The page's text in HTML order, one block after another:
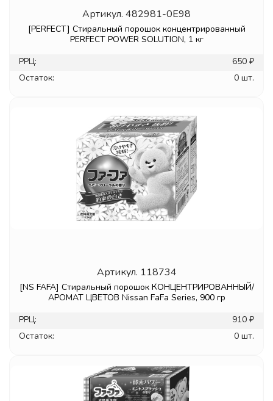
Артикул. 482981-0E98
[PERFECT] Стиральный порошок концентрированный
PERFECT POWER SOLUTION, 1 кг
РРЦ:
650 ₽
Остаток:
0 шт.
Артикул. 118734
[NS FAFA] Стиральный порошок КОНЦЕНТРИРОВАННЫЙ/
АРОМАТ ЦВЕТОВ Nissan FaFa Series, 900 гр
РРЦ:
910 ₽
Остаток:
0 шт.